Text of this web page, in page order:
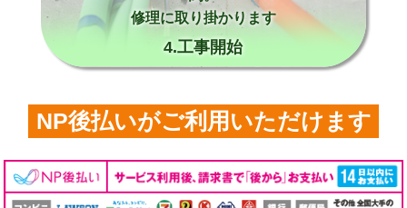
修理に取り掛かります
4.工事開始
NP後払いがご利用いただけます